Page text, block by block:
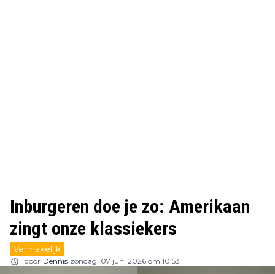
Inburgeren doe je zo: Amerikaan
zingt onze klassiekers
Vermakelijk
door Dennis zondag, 07 juni 2026 om 10:53